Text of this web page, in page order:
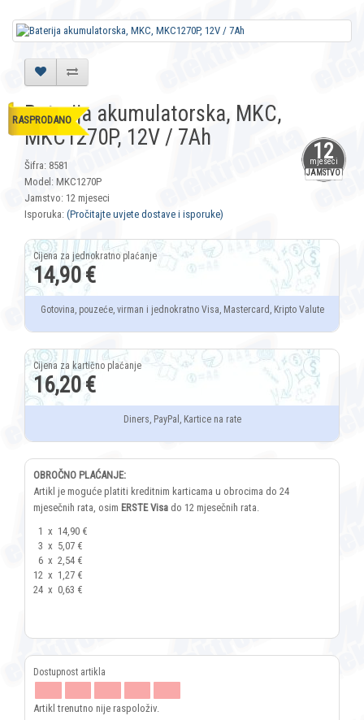
12
mjeseci
JAMSTVO
RASPRODANO
Baterija akumulatorska, MKC,
MKC1270P, 12V / 7Ah
Šifra: 8581
Model: MKC1270P
Jamstvo: 12 mjeseci
Isporuka: (Pročitajte uvjete dostave i isporuke)
14,90 €
Gotovina, pouzeće, virman i jednokratno Visa, Mastercard, Kripto Valute
16,20 €
Diners, PayPal, Kartice na rate
OBROČNO PLAĆANJE:
Artikl je moguće platiti kreditnim karticama u obrocima do 24
mjesečnih rata, osim ERSTE Visa do 12 mjesečnih rata.
1 x 14,90 €
3 x 5,07 €
6 x 2,54 €
12 x 1,27 €
24 x 0,63 €
Artikl trenutno nije raspoloživ.